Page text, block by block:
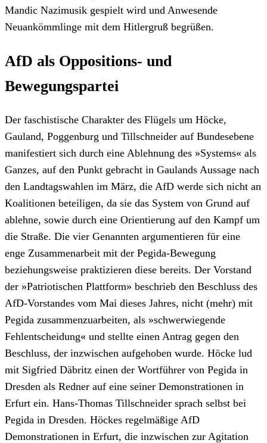
Mandic Nazimusik gespielt wird und Anwesende
Neuankömmlinge mit dem Hitlergruß begrüßen.
AfD als Oppositions- und
Bewegungspartei
Der faschistische Charakter des Flügels um Höcke,
Gauland, Poggenburg und Tillschneider auf Bundesebene
manifestiert sich durch eine Ablehnung des »Systems« als
Ganzes, auf den Punkt gebracht in Gaulands Aussage nach
den Landtagswahlen im März, die AfD werde sich nicht an
Koalitionen beteiligen, da sie das System von Grund auf
ablehne, sowie durch eine Orientierung auf den Kampf um
die Straße. Die vier Genannten argumentieren für eine
enge Zusammenarbeit mit der Pegida-Bewegung
beziehungsweise praktizieren diese bereits. Der Vorstand
der »Patriotischen Plattform» beschrieb den Beschluss des
AfD-Vorstandes vom Mai dieses Jahres, nicht (mehr) mit
Pegida zusammenzuarbeiten, als »schwerwiegende
Fehlentscheidung« und stellte einen Antrag gegen den
Beschluss, der inzwischen aufgehoben wurde. Höcke lud
mit Sigfried Däbritz einen der Wortführer von Pegida in
Dresden als Redner auf eine seiner Demonstrationen in
Erfurt ein. Hans-Thomas Tillschneider sprach selbst bei
Pegida in Dresden. Höckes regelmäßige AfD
Demonstrationen in Erfurt, die inzwischen zur Agitation